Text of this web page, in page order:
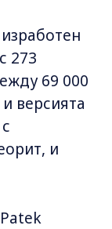
273
69 000
версията
и